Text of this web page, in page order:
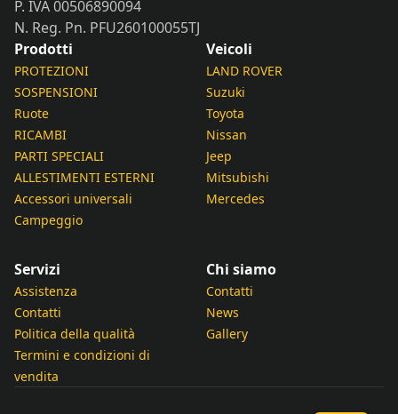
P. IVA 00506890094
N. Reg. Pn. PFU260100055TJ
Prodotti
PROTEZIONI
SOSPENSIONI
Ruote
RICAMBI
PARTI SPECIALI
ALLESTIMENTI ESTERNI
Accessori universali
Campeggio
Veicoli
LAND ROVER
Suzuki
Toyota
Nissan
Jeep
Mitsubishi
Mercedes
Servizi
Assistenza
Contatti
Politica della qualità
Termini e condizioni di
vendita
Chi siamo
Contatti
News
Gallery